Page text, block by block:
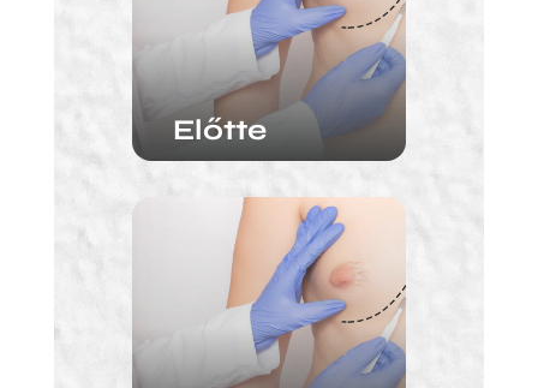
Előtte